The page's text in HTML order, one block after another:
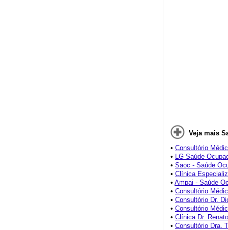
Veja mais
• Consultório
• LG Saúde
• Saoc - Saúde
• Clínica
• Ampai - Saúde
• Consultório
• Consultório Dr.
• Consultório
• Clínica Dr.
• Consultório Dra.